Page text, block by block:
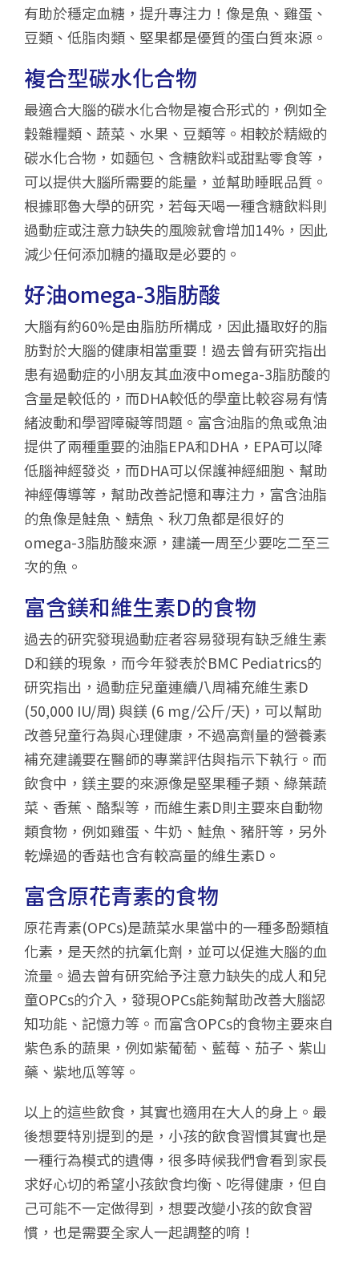
有助於穩定血糖，提升專注力！像是魚、雞蛋、
豆類、低脂肉類、堅果都是優質的蛋白質來源。
複合型碳水化合物
最適合大腦的碳水化合物是複合形式的，例如全
穀雜糧類、蔬菜、水果、豆類等。相較於精緻的
碳水化合物，如麵包、含糖飲料或甜點零食等，
可以提供大腦所需要的能量，並幫助睡眠品質。
根據耶魯大學的研究，若每天喝一種含糖飲料則
過動症或注意力缺失的風險就會增加14%，因此
減少任何添加糖的攝取是必要的。
好油omega-3脂肪酸
大腦有約60%是由脂肪所構成，因此攝取好的脂
肪對於大腦的健康相當重要！過去曾有研究指出
患有過動症的小朋友其血液中omega-3脂肪酸的
含量是較低的，而DHA較低的學童比較容易有情
緒波動和學習障礙等問題。富含油脂的魚或魚油
提供了兩種重要的油脂EPA和DHA，EPA可以降
低腦神經發炎，而DHA可以保護神經細胞、幫助
神經傳導等，幫助改善記憶和專注力，富含油脂
的魚像是鮭魚、鯖魚、秋刀魚都是很好的
omega-3脂肪酸來源，建議一周至少要吃二至三
次的魚。
富含鎂和維生素D的食物
過去的研究發現過動症者容易發現有缺乏維生素
D和鎂的現象，而今年發表於BMC Pediatrics的
研究指出，過動症兒童連續八周補充維生素D
(50,000 IU/周) 與鎂 (6 mg/公斤/天)，可以幫助
改善兒童行為與心理健康，不過高劑量的營養素
補充建議要在醫師的專業評估與指示下執行。而
飲食中，鎂主要的來源像是堅果種子類、綠葉蔬
菜、香蕉、酪梨等，而維生素D則主要來自動物
類食物，例如雞蛋、牛奶、鮭魚、豬肝等，另外
乾燥過的香菇也含有較高量的維生素D。
富含原花青素的食物
原花青素(OPCs)是蔬菜水果當中的一種多酚類植
化素，是天然的抗氧化劑，並可以促進大腦的血
流量。過去曾有研究給予注意力缺失的成人和兒
童OPCs的介入，發現OPCs能夠幫助改善大腦認
知功能、記憶力等。而富含OPCs的食物主要來自
紫色系的蔬果，例如紫葡萄、藍莓、茄子、紫山
藥、紫地瓜等等。
以上的這些飲食，其實也適用在大人的身上。最
後想要特別提到的是，小孩的飲食習慣其實也是
一種行為模式的遺傳，很多時候我們會看到家長
求好心切的希望小孩飲食均衡、吃得健康，但自
己可能不一定做得到，想要改變小孩的飲食習
慣，也是需要全家人一起調整的唷！